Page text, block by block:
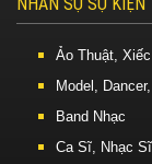
Ảo Thuật,
Model,
Band Nhạc
Ca Sĩ, Nhạc Sĩ